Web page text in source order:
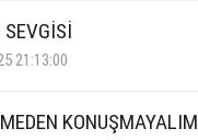
21:13:00
KONUŞMAYALIM